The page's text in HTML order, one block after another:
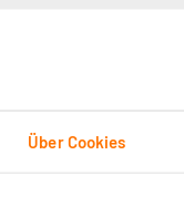
Über Cookies